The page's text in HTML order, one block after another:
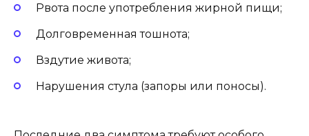
Рвота после употребления жирной пищи;
Долговременная тошнота;
Вздутие живота;
Нарушения стула (запоры или поносы).